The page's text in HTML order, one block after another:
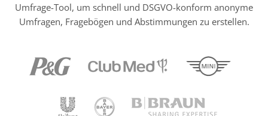
Umfrage-Tool, um schnell und DSGVO-konform anonyme
Umfragen, Fragebögen und Abstimmungen zu erstellen.